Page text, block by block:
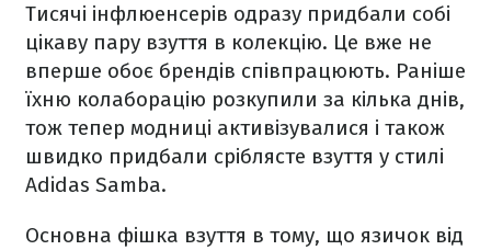
Тисячі інфлюенсерів одразу придбали собі
цікаву пару взуття в колекцію. Це вже не
вперше обоє брендів співпрацюють. Раніше
їхню колаборацію розкупили за кілька днів,
тож тепер модниці активізувалися і також
швидко придбали сріблясте взуття у стилі
Adidas Samba.
Основна фішка взуття в тому, що язичок від